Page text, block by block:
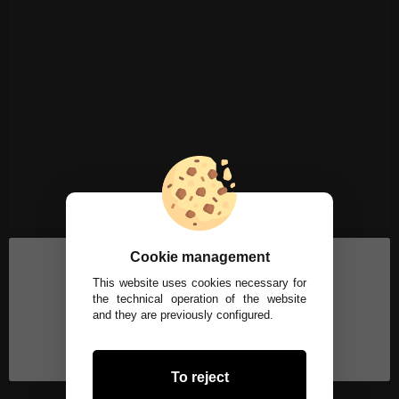
Cookie management
This website uses cookies necessary for
the technical operation of the website
and they are previously configured.
To reject